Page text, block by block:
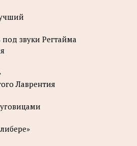
звуки Регтайма
Лаврентия